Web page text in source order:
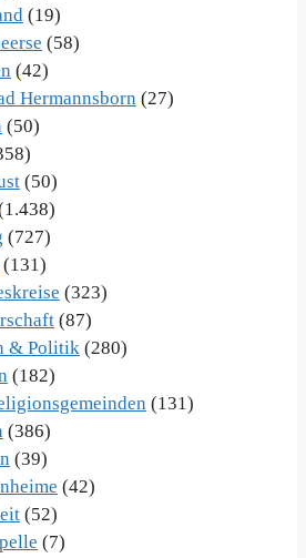
(19)
(58)
(42)
Hermannsborn (27)
(50)
(50)
(727)
(131)
(323)
(87)
& Politik (280)
(182)
(131)
(386)
(39)
(42)
(52)
(7)